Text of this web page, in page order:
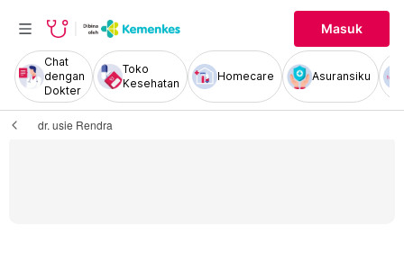
Masuk
Chat
dengan
Dokter
Toko
Kesehatan
Homecare Asuransiku
dr. usie Rendra